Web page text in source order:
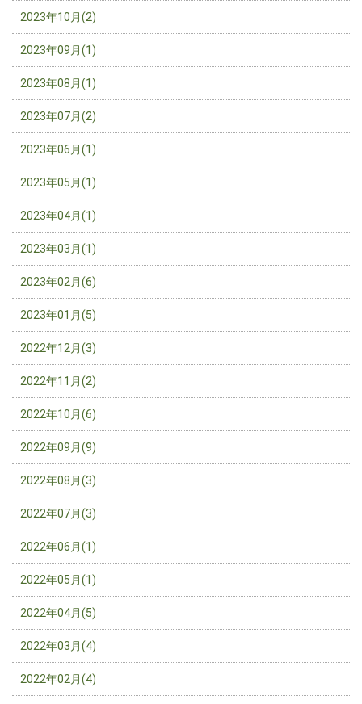
2023年10月(2)
2023年09月(1)
2023年08月(1)
2023年07月(2)
2023年06月(1)
2023年05月(1)
2023年04月(1)
2023年03月(1)
2023年02月(6)
2023年01月(5)
2022年12月(3)
2022年11月(2)
2022年10月(6)
2022年09月(9)
2022年08月(3)
2022年07月(3)
2022年06月(1)
2022年05月(1)
2022年04月(5)
2022年03月(4)
2022年02月(4)